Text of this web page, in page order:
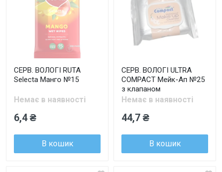
СЕРВ. ВОЛОГІ RUTA
Selecta Манго №15
Немає в наявності
6,4 ₴
В кошик
СЕРВ. ВОЛОГІ ULTRA
COMPACT Мейк-Ап №25
з клапаном
Немає в наявності
44,7 ₴
В кошик